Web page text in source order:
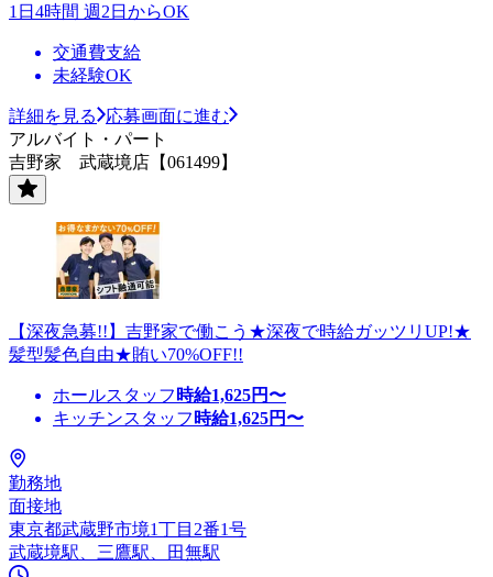
1日4時間 週2日からOK
交通費支給
未経験OK
詳細を見る
応募画面に進む
アルバイト・パート
吉野家 武蔵境店【061499】
【深夜急募!!】吉野家で働こう★深夜で時給ガッツリUP!★
髪型髪色自由★賄い70%OFF!!
ホールスタッフ 時給1,625円〜
キッチンスタッフ 時給1,625円〜
勤務地
面接地
東京都武蔵野市境1丁目2番1号
武蔵境駅、三鷹駅、田無駅